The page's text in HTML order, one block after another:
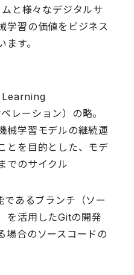
と様々なデジタルサ
学習の価値をビジネス
す。
レーション）の略。
械学習モデルの継続運
とを目的とした、モデ
でのサイクル
あるブランチ（ソー
を活用したGitの開発
場合のソースコードの